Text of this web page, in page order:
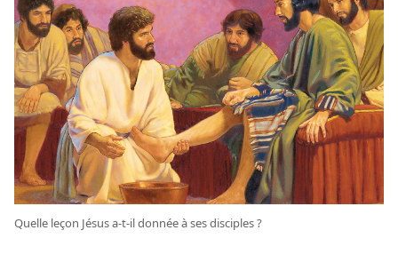
Quelle leçon Jésus a-​t-​il donnée à ses disciples ?